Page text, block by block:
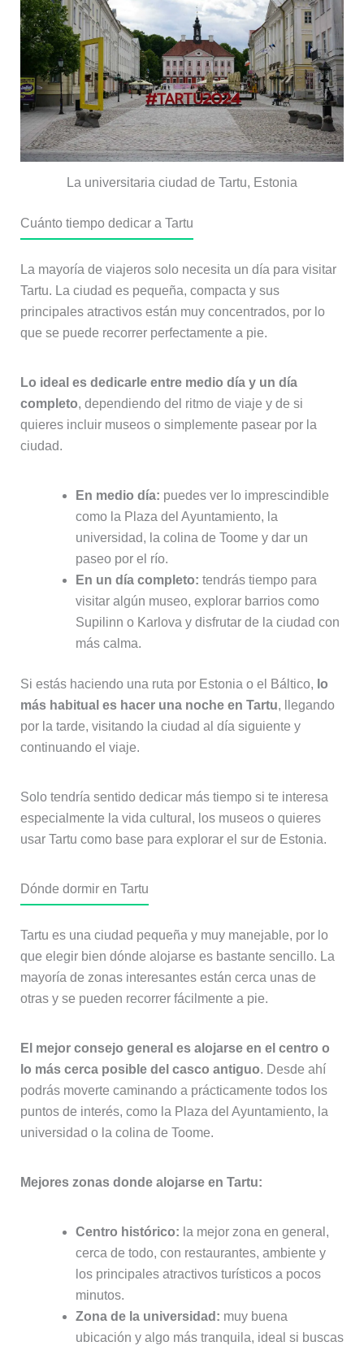
La universitaria ciudad de Tartu, Estonia
Cuánto tiempo dedicar a Tartu
La mayoría de viajeros solo necesita un día para visitar
Tartu. La ciudad es pequeña, compacta y sus
principales atractivos están muy concentrados, por lo
que se puede recorrer perfectamente a pie.
Lo ideal es dedicarle entre medio día y un día
completo, dependiendo del ritmo de viaje y de si
quieres incluir museos o simplemente pasear por la
ciudad.
En medio día: puedes ver lo imprescindible
como la Plaza del Ayuntamiento, la
universidad, la colina de Toome y dar un
paseo por el río.
En un día completo: tendrás tiempo para
visitar algún museo, explorar barrios como
Supilinn o Karlova y disfrutar de la ciudad con
más calma.
Si estás haciendo una ruta por Estonia o el Báltico, lo
más habitual es hacer una noche en Tartu, llegando
por la tarde, visitando la ciudad al día siguiente y
continuando el viaje.
Solo tendría sentido dedicar más tiempo si te interesa
especialmente la vida cultural, los museos o quieres
usar Tartu como base para explorar el sur de Estonia.
Dónde dormir en Tartu
Tartu es una ciudad pequeña y muy manejable, por lo
que elegir bien dónde alojarse es bastante sencillo. La
mayoría de zonas interesantes están cerca unas de
otras y se pueden recorrer fácilmente a pie.
El mejor consejo general es alojarse en el centro o
lo más cerca posible del casco antiguo. Desde ahí
podrás moverte caminando a prácticamente todos los
puntos de interés, como la Plaza del Ayuntamiento, la
universidad o la colina de Toome.
Mejores zonas donde alojarse en Tartu:
Centro histórico: la mejor zona en general,
cerca de todo, con restaurantes, ambiente y
los principales atractivos turísticos a pocos
minutos.
Zona de la universidad: muy buena
ubicación y algo más tranquila, ideal si buscas